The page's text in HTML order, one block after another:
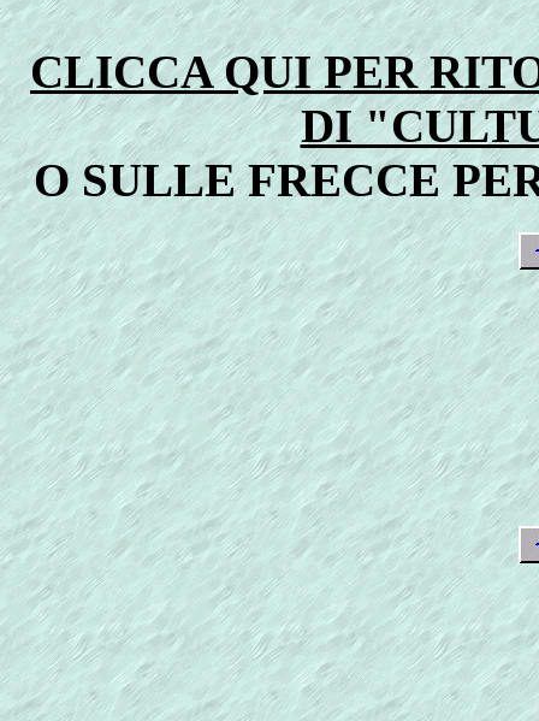
CLICCA QUI PER
DI
O SULLE FRECCE